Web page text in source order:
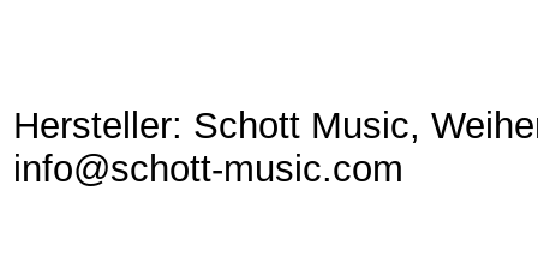
Hersteller: Schott Music,
info@schott-music.com